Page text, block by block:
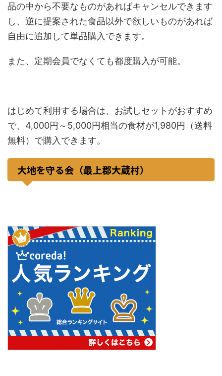
品の中から不要なものがあればキャンセルできます
し、逆に提案された食品以外で欲しいものがあれば
自由に追加して単品購入できます。
また、定期会員でなくても都度購入が可能。
はじめて利用する場合は、お試しセットがおすすめ
で、4,000円～5,000円相当の食材が1,980円（送料
無料）で購入できます。
大地を守る会（最上郡大蔵村）